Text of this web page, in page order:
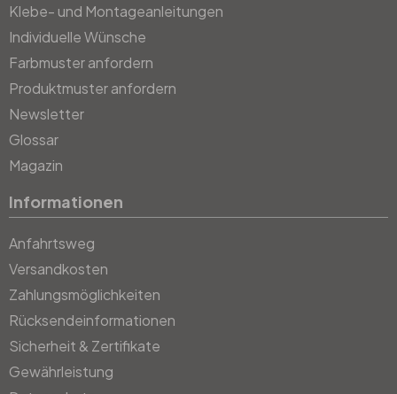
Klebe- und Montageanleitungen
Individuelle Wünsche
Farbmuster anfordern
Produktmuster anfordern
Newsletter
Glossar
Magazin
Informationen
Anfahrtsweg
Versandkosten
Zahlungsmöglichkeiten
Rücksendeinformationen
Sicherheit & Zertifikate
Gewährleistung